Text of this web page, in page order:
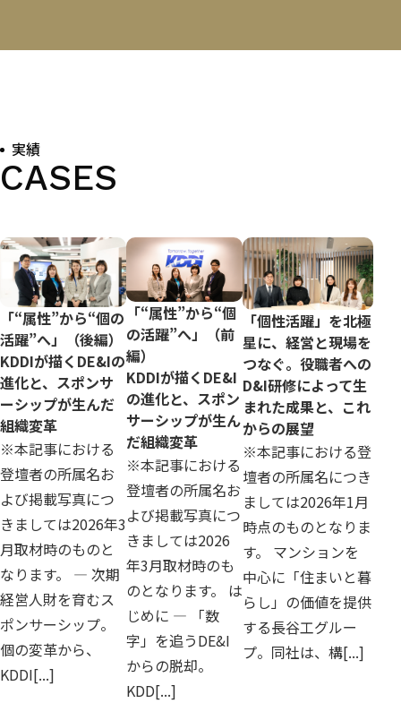
実績
CASES
「“属性”から“個の
活躍”へ」（後編）
KDDIが描くDE&Iの
進化と、スポンサ
ーシップが生んだ
組織変革
※本記事における
登壇者の所属名お
よび掲載写真につ
きましては2026年3
月取材時のものと
なります。 ― 次期
経営人財を育むス
ポンサーシップ。
個の変革から、
KDDI[...]
「“属性”から“個
の活躍”へ」（前
編）
KDDIが描くDE&I
の進化と、スポン
サーシップが生ん
だ組織変革
※本記事における
登壇者の所属名お
よび掲載写真につ
きましては2026
年3月取材時のも
のとなります。 は
じめに ― 「数
字」を追うDE&I
からの脱却。
KDD[...]
「個性活躍」を北極
星に、経営と現場を
つなぐ。役職者への
D&I研修によって生
まれた成果と、これ
からの展望
※本記事における登
壇者の所属名につき
ましては2026年1月
時点のものとなりま
す。 マンションを
中心に「住まいと暮
らし」の価値を提供
する長谷工グルー
プ。同社は、構[...]